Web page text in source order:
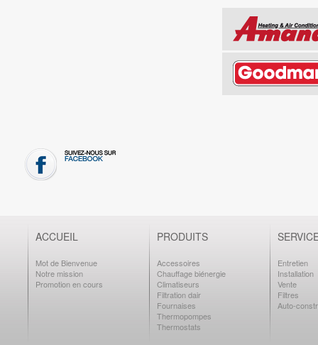
ACCUEIL
Mot de Bienvenue
Notre mission
Promotion en cours
PRODUITS
Accessoires
Chauffage biénergie
Climatiseurs
Filtration dair
Fournaises
Thermopompes
Thermostats
Entretien
Installation
Vente
Filtres
Auto-